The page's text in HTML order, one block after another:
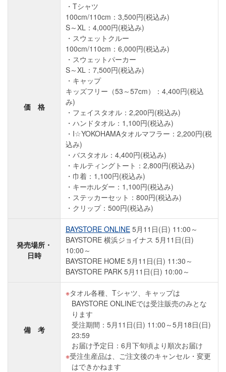
価 格
・Tシャツ
100cm/110cm：3,500円(税込み)
S～XL：4,000円(税込み)
・スウェットクルー
100cm/110cm：6,000円(税込み)
・スウェットパーカー
S～XL：7,500円(税込み)
・キャップ
キッズフリー（53～57cm）：4,400円(税込
み)
・フェイスタオル：2,200円(税込み)
・ハンドタオル：1,100円(税込み)
・I☆YOKOHAMAタオルマフラー：2,200円(税
込み)
・バスタオル：4,400円(税込み)
・キルティングトート：2,800円(税込み)
・巾着：1,100円(税込み)
・キーホルダー：1,100円(税込み)
・ステッカーセット：800円(税込み)
・クリップ：500円(税込み)
発売場所・
日時
BAYSTORE ONLINE 5月11日(日) 11:00～
BAYSTORE 横浜ジョイナス 5月11日(日)
10:00～
BAYSTORE HOME 5月11日(日) 11:30～
BAYSTORE PARK 5月11日(日) 10:00～
備 考
タオル各種、Tシャツ、キャップは
BAYSTORE ONLINEでは受注販売のみとな
ります
受注期間：5月11日(日) 11:00～5月18日(日)
23:59
お届け予定日：6月下旬頃より順次お届け
受注生産品は、ご注文後のキャンセル・変更
はできかねます